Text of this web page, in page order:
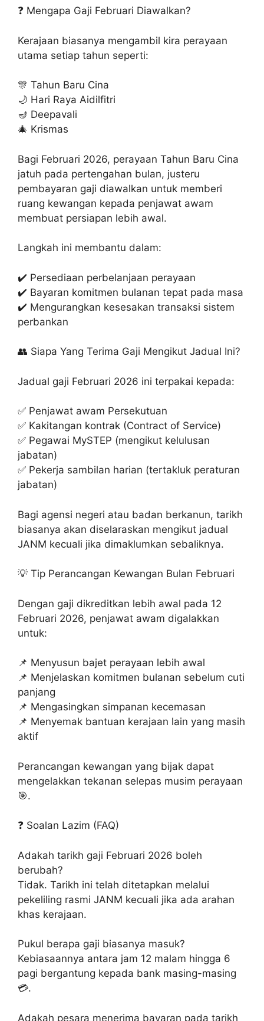
❓ Mengapa Gaji Februari Diawalkan?
Kerajaan biasanya mengambil kira perayaan
utama setiap tahun seperti:
🎊 Tahun Baru Cina
🌙 Hari Raya Aidilfitri
🪔 Deepavali
🎄 Krismas
Bagi Februari 2026, perayaan Tahun Baru Cina
jatuh pada pertengahan bulan, justeru
pembayaran gaji diawalkan untuk memberi
ruang kewangan kepada penjawat awam
membuat persiapan lebih awal.
Langkah ini membantu dalam:
✔️ Persediaan perbelanjaan perayaan
✔️ Bayaran komitmen bulanan tepat pada masa
✔️ Mengurangkan kesesakan transaksi sistem
perbankan
👥 Siapa Yang Terima Gaji Mengikut Jadual Ini?
Jadual gaji Februari 2026 ini terpakai kepada:
✅ Penjawat awam Persekutuan
✅ Kakitangan kontrak (Contract of Service)
✅ Pegawai MySTEP (mengikut kelulusan
jabatan)
✅ Pekerja sambilan harian (tertakluk peraturan
jabatan)
Bagi agensi negeri atau badan berkanun, tarikh
biasanya akan diselaraskan mengikut jadual
JANM kecuali jika dimaklumkan sebaliknya.
💡 Tip Perancangan Kewangan Bulan Februari
Dengan gaji dikreditkan lebih awal pada 12
Februari 2026, penjawat awam digalakkan
untuk:
📌 Menyusun bajet perayaan lebih awal
📌 Menjelaskan komitmen bulanan sebelum cuti
panjang
📌 Mengasingkan simpanan kecemasan
📌 Menyemak bantuan kerajaan lain yang masih
aktif
Perancangan kewangan yang bijak dapat
mengelakkan tekanan selepas musim perayaan
🎯.
❓ Soalan Lazim (FAQ)
Adakah tarikh gaji Februari 2026 boleh
berubah?
Tidak. Tarikh ini telah ditetapkan melalui
pekeliling rasmi JANM kecuali jika ada arahan
khas kerajaan.
Pukul berapa gaji biasanya masuk?
Kebiasaannya antara jam 12 malam hingga 6
pagi bergantung kepada bank masing-masing
💳.
Adakah pesara menerima bayaran pada tarikh